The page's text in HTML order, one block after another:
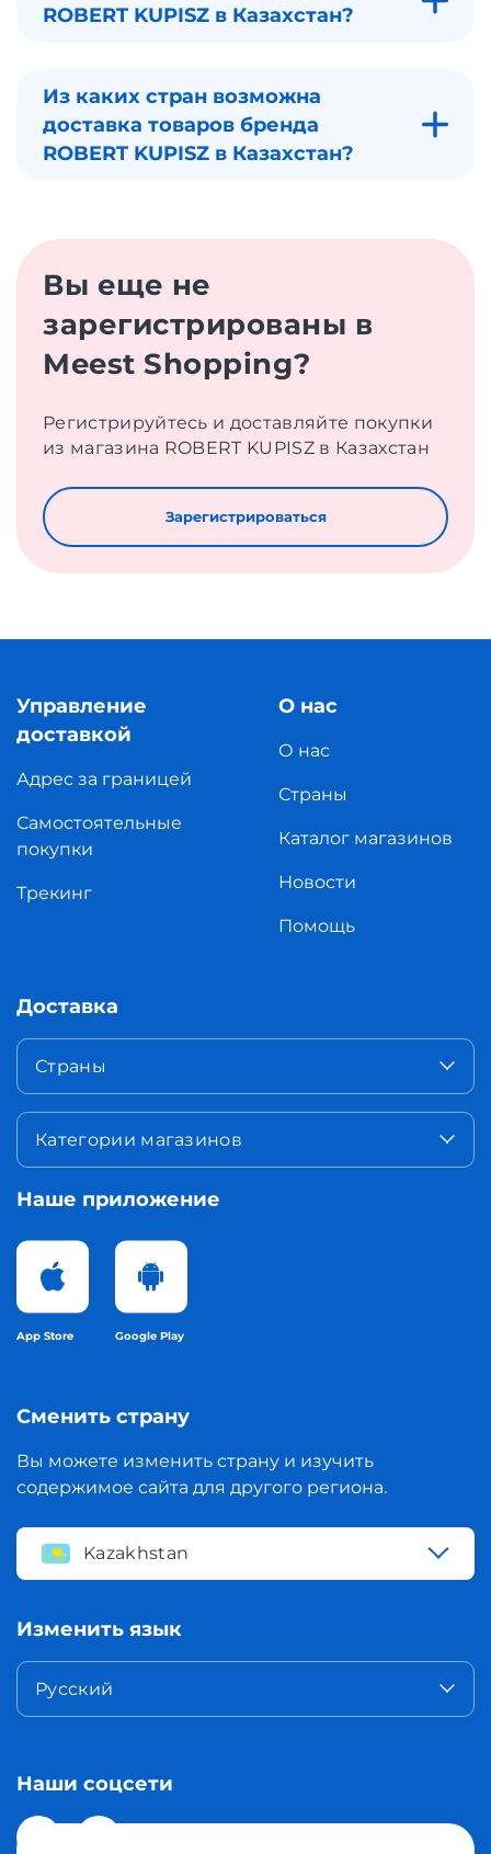
ROBERT KUPISZ в Казахстан?
Из каких стран возможна
доставка товаров бренда
ROBERT KUPISZ в Казахстан?
Вы еще не
зарегистрированы в
Meest Shopping?
Регистрируйтесь и доставляйте покупки
из магазина ROBERT KUPISZ в Казахстан
Зарегистрироваться
Управление
доставкой
Адрес за границей
Самостоятельные
покупки
Трекинг
О нас
О нас
Страны
Каталог магазинов
Новости
Помощь
Доставка
Страны
Категории магазинов
Наше приложение
App Store Google Play
Сменить страну
Вы можете изменить страну и изучить
содержимое сайта для другого региона.
Kazakhstan
Изменить язык
Русский
Наши соцсети